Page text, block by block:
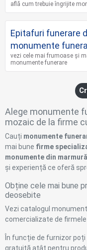
află cum trebuie îngrijite
Epitafuri funerare
monumente
vezi cele mai frumoase și
monumente funerare
Alege monumente
mozaic de la firme
Cauți monumente
mai bune firme
monumente din
și experiență ce oferă
Obține cele mai bune
deosebite
Vezi catalogul
comercializate de firmele
În funcție de furnizor
gratuită atât pentru